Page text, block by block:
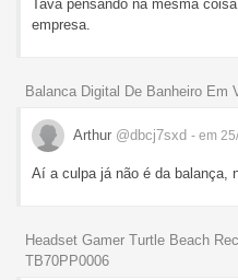
Tava pensando na mesma
empresa.
Balanca Digital De Banheiro Em
Arthur @dbcj7sxd - em
Aí a culpa já não é da balança,
Headset Gamer Turtle Beach
TB70PP0006